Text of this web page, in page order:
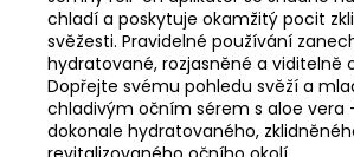
chladí a poskytuje okamžitý pocit
svěžesti. Pravidelné používání
hydratované, rozjasněné a viditelně
Dopřejte svému pohledu svěží a
chladivým očním sérem s aloe vera
dokonale hydratovaného,